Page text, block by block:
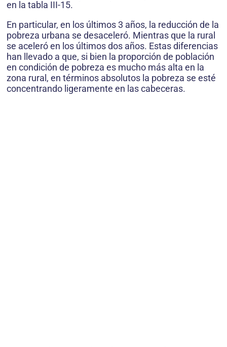
en la tabla III-15.
En particular, en los últimos 3 años, la reducción de la
pobreza urbana se desaceleró. Mientras que la rural
se aceleró en los últimos dos años. Estas diferencias
han llevado a que, si bien la proporción de población
en condición de pobreza es mucho más alta en la
zona rural, en términos absolutos la pobreza se esté
concentrando ligeramente en las cabeceras.